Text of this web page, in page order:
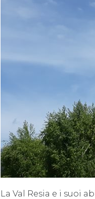
La Val Resia e i suoi